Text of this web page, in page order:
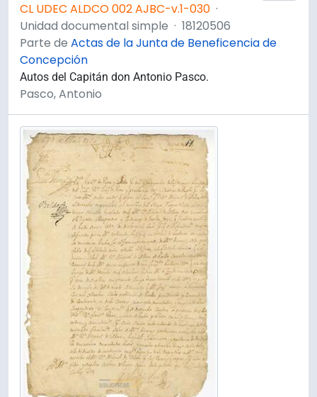
CL UDEC ALDCO 002 AJBC-v.1-030 ·
Unidad documental simple · 18120506
Parte de Actas de la Junta de Beneficencia de
Concepción
Autos del Capitán don Antonio Pasco.
Pasco, Antonio